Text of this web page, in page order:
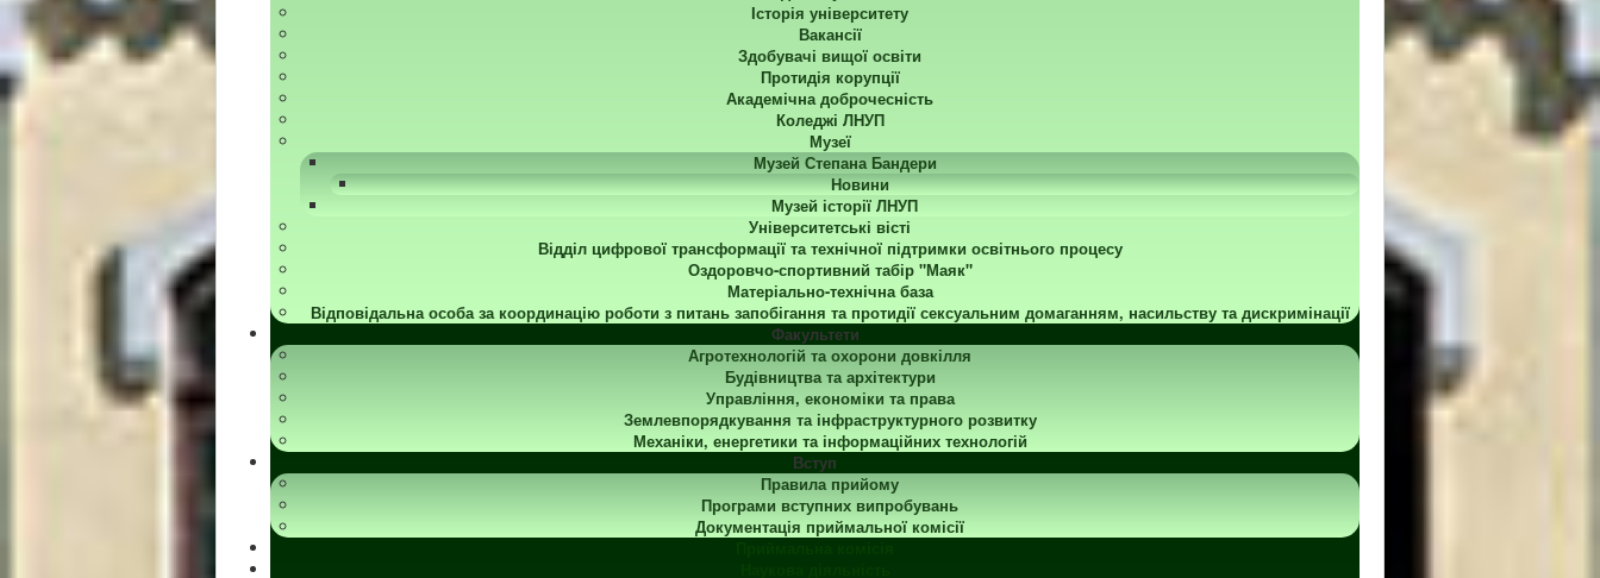
Історія університету
Вакансії
Здобувачі вищої освіти
Протидія корупції
Академічна доброчесність
Коледжі ЛНУП
Музеї
Музей Степана Бандери
Новини
Музей історії ЛНУП
Університетські вісті
Відділ цифрової трансформації та технічної підтримки освітнього процесу
Оздоровчо-спортивний табір "Маяк"
Матеріально-технічна база
Відповідальна особа за координацію роботи з питань запобігання та протидії сексуальним домаганням, насильству та дискримінації
Факультети
Агротехнологій та охорони довкілля
Будівництва та архітектури
Управління, економіки та права
Землевпорядкування та інфраструктурного розвитку
Механіки, енергетики та інформаційних технологій
Вступ
Правила прийому
Програми вступних випробувань
Документація приймальної комісії